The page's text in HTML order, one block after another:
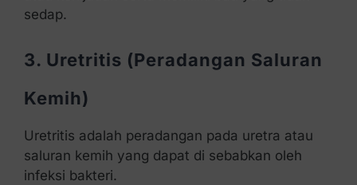
sedap.
3. Uretritis (Peradangan Saluran
Kemih)
Uretritis adalah peradangan pada uretra atau
saluran kemih yang dapat di sebabkan oleh
infeksi bakteri.